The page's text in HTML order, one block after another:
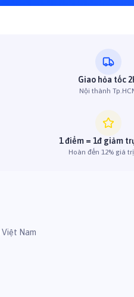
Giao hỏa tốc
Nội thành
1 điểm = 1đ giảm
Hoàn đến 12% giá
Việt Nam